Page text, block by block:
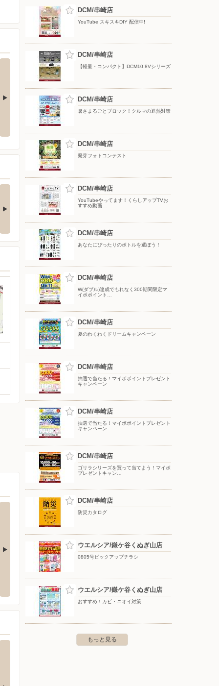
クルマの
YouTube スキスキDIY 配信中!
【DCMアプリ会員さま限定】特別
ダブル)達成でもれな
300期間限定マ…
キャンペーン対象】 ・キ
ンペーン期間中に…
ンスに！夏のわく…
越
橋室町1-4-1 日本橋三越本
3階
DCM/串崎店
YouTube スキスキDIY 配信中!
DCM/串崎店
【軽量・コンパクト】DCM10.8Vシリーズ
DCM/串崎店
暑さまるごとブロック！クルマの遮熱対策
DCM/串崎店
発芽フォトコンテスト
DCM/串崎店
YouTubeやってます！くらしアップTVお
すすめ動画…
DCM/串崎店
あなたにぴったりのボトルを選ぼう！
DCM/串崎店
W(ダブル)達成でもれなく300期間限定マ
イボポイント…
DCM/串崎店
夏のわくわくドリームキャンペーン
DCM/串崎店
抽選で当たる！マイボポイントプレゼント
キャンペーン
DCM/串崎店
抽選で当たる！マイボポイントプレゼント
キャンペーン
DCM/串崎店
ゴリラシリーズを買って当てよう！マイボ
プレゼントキャン…
DCM/串崎店
防災カタログ
ウエルシア/鎌ケ谷くぬぎ山店
0805号ピックアップチラシ
ウエルシア/鎌ケ谷くぬぎ山店
おすすめ！カビ・ニオイ対策
もっと見る